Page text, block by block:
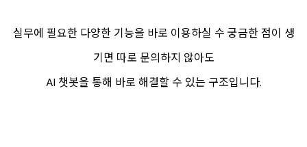
실무에 필요한 다양한 기능을 바로 이용하실 수 궁금한 점이 생
기면 따로 문의하지 않아도
AI 챗봇을 통해 바로 해결할 수 있는 구조입니다.